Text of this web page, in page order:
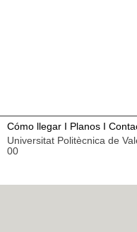
Cómo llegar I Planos I
Universitat Politècnica de
00